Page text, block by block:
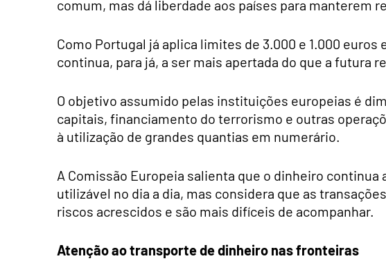
comum, mas dá liberdade aos países para manterem
Como Portugal já aplica limites de 3.000 e 1.000
continua, para já, a ser mais apertada do que a futura
O objetivo assumido pelas instituições europeias é
capitais, financiamento do terrorismo e outras
à utilização de grandes quantias em numerário.
A Comissão Europeia salienta que o dinheiro
utilizável no dia a dia, mas considera que as
riscos acrescidos e são mais difíceis de acompanhar.
Atenção ao transporte de dinheiro nas fronteiras